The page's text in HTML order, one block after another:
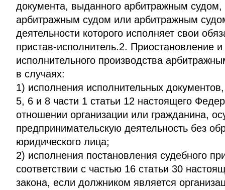
документа, выданного арбитражным
арбитражным судом или арбитражным
деятельности которого исполняет свои
пристав-исполнитель.2. Приостановление
исполнительного производства
в случаях:
1) исполнения исполнительных
5, 6 и 8 части 1 статьи 12 настоящего
отношении организации или гражданина,
предпринимательскую деятельность без
юридического лица;
2) исполнения постановления судебного
соответствии с частью 16 статьи 30
закона, если должником является